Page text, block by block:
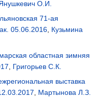
О.И.
71-ая
05.06.2016 Кузьмина
областная зимняя
Григорьев С.К.
выставка
Мартынова Л.З.